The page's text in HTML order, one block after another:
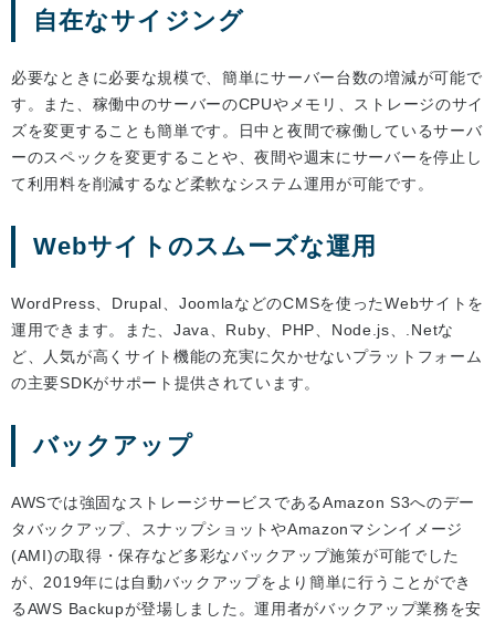
自在なサイジング
必要なときに必要な規模で、簡単にサーバー台数の増減が可能で
す。また、稼働中のサーバーのCPUやメモリ、ストレージのサイ
ズを変更することも簡単です。日中と夜間で稼働しているサーバ
ーのスペックを変更することや、夜間や週末にサーバーを停止し
て利用料を削減するなど柔軟なシステム運用が可能です。
Webサイトのスムーズな運用
WordPress、Drupal、JoomlaなどのCMSを使ったWebサイトを
運用できます。また、Java、Ruby、PHP、Node.js、.Netな
ど、人気が高くサイト機能の充実に欠かせないプラットフォーム
の主要SDKがサポート提供されています。
バックアップ
AWSでは強固なストレージサービスであるAmazon S3へのデー
タバックアップ、スナップショットやAmazonマシンイメージ
(AMI)の取得・保存など多彩なバックアップ施策が可能でした
が、2019年には自動バックアップをより簡単に行うことができ
るAWS Backupが登場しました。運用者がバックアップ業務を安